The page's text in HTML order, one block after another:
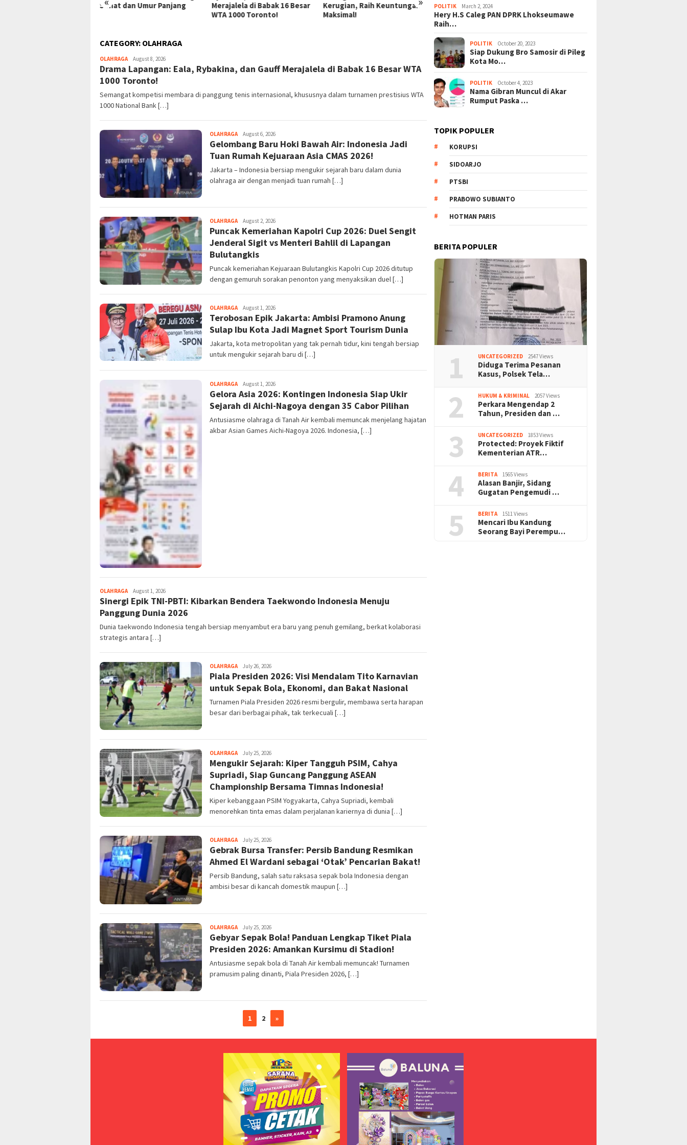
Merajalela di Babak 16 Besar
Kerugian, Raih Keuntungan
Maksimal!
dalam Pemberdayaan UMKM
Karakter dan Persatuan
Bangsa
CATEGORY: OLAHRAGA
OLAHRAGA August 8, 2026
Drama Lapangan: Eala, Rybakina, dan Gauff Merajalela di Babak 16 Besar WTA
1000 Toronto!
Semangat kompetisi membara di panggung tenis internasional, khususnya dalam turnamen prestisius WTA
1000 National Bank […]
OLAHRAGA August 6, 2026
Gelombang Baru Hoki Bawah Air: Indonesia Jadi
Tuan Rumah Kejuaraan Asia CMAS 2026!
Jakarta – Indonesia bersiap mengukir sejarah baru dalam dunia
olahraga air dengan menjadi tuan rumah […]
OLAHRAGA August 2, 2026
Puncak Kemeriahan Kapolri Cup 2026: Duel Sengit
Jenderal Sigit vs Menteri Bahlil di Lapangan
Bulutangkis
Puncak kemeriahan Kejuaraan Bulutangkis Kapolri Cup 2026 ditutup
dengan gemuruh sorakan penonton yang menyaksikan duel […]
OLAHRAGA August 1, 2026
Terobosan Epik Jakarta: Ambisi Pramono Anung
Sulap Ibu Kota Jadi Magnet Sport Tourism Dunia
Jakarta, kota metropolitan yang tak pernah tidur, kini tengah bersiap
untuk mengukir sejarah baru di […]
OLAHRAGA August 1, 2026
Gelora Asia 2026: Kontingen Indonesia Siap Ukir
Sejarah di Aichi-Nagoya dengan 35 Cabor Pilihan
Antusiasme olahraga di Tanah Air kembali memuncak menjelang hajatan
akbar Asian Games Aichi-Nagoya 2026. Indonesia, […]
OLAHRAGA August 1, 2026
Sinergi Epik TNI-PBTI: Kibarkan Bendera Taekwondo Indonesia Menuju
Panggung Dunia 2026
Dunia taekwondo Indonesia tengah bersiap menyambut era baru yang penuh gemilang, berkat kolaborasi
strategis antara […]
OLAHRAGA July 26, 2026
Piala Presiden 2026: Visi Mendalam Tito Karnavian
untuk Sepak Bola, Ekonomi, dan Bakat Nasional
Turnamen Piala Presiden 2026 resmi bergulir, membawa serta harapan
besar dari berbagai pihak, tak terkecuali […]
OLAHRAGA July 25, 2026
Mengukir Sejarah: Kiper Tangguh PSIM, Cahya
Supriadi, Siap Guncang Panggung ASEAN
Championship Bersama Timnas Indonesia!
Kiper kebanggaan PSIM Yogyakarta, Cahya Supriadi, kembali
menorehkan tinta emas dalam perjalanan kariernya di dunia […]
OLAHRAGA July 25, 2026
Gebrak Bursa Transfer: Persib Bandung Resmikan
Ahmed El Wardani sebagai ‘Otak’ Pencarian Bakat!
Persib Bandung, salah satu raksasa sepak bola Indonesia dengan
ambisi besar di kancah domestik maupun […]
OLAHRAGA July 25, 2026
Gebyar Sepak Bola! Panduan Lengkap Tiket Piala
Presiden 2026: Amankan Kursimu di Stadion!
Antusiasme sepak bola di Tanah Air kembali memuncak! Turnamen
pramusim paling dinanti, Piala Presiden 2026, […]
1 2 »
POLITIK March 2, 2024
Hery H.S Caleg PAN DPRK Lhokseumawe
Raih…
POLITIK October 20, 2023
Siap Dukung Bro Samosir di Pileg
Kota Mo…
POLITIK October 4, 2023
Nama Gibran Muncul di Akar
Rumput Paska …
TOPIK POPULER
KORUPSI
SIDOARJO
PTSBI
PRABOWO SUBIANTO
HOTMAN PARIS
BERITA POPULER
1 UNCATEGORIZED 2547 Views
Diduga Terima Pesanan
Kasus, Polsek Tela…
2 HUKUM & KRIMINAL 2057 Views
Perkara Mengendap 2
Tahun, Presiden dan …
3 UNCATEGORIZED 1853 Views
Protected: Proyek Fiktif
Kementerian ATR…
4 BERITA 1565 Views
Alasan Banjir, Sidang
Gugatan Pengemudi …
5 BERITA 1511 Views
Mencari Ibu Kandung
Seorang Bayi Perempu…